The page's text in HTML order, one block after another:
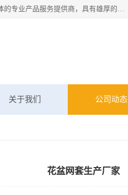
深圳市新中南塑胶包装制品有限公司坐落在中国 广东 深圳 深圳市内，是集包装制品为一体的专业产品服务提供商，具有雄厚的科研实力、技术实力和经济实力。主营网袋、网兜、网眼袋、网格袋、鱼丝网、尼龙网袋、网扣、网套等产品,大量批发,价格实惠。欢迎广大新老客户来电咨询价格、加盟、招商等服务。
关于我们 公司动态
花盆网套生产厂家